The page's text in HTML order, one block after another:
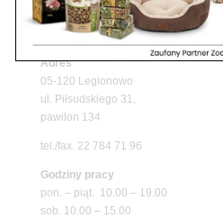
Adres
05-120 Legionowo
ul. Piłsudskiego 31,
pawilon 134
tel./fax. 22 784 71 96
Godziny pracy
pon. – piąt. 10.00 – 19.00
sob. 10.00 – 15.00